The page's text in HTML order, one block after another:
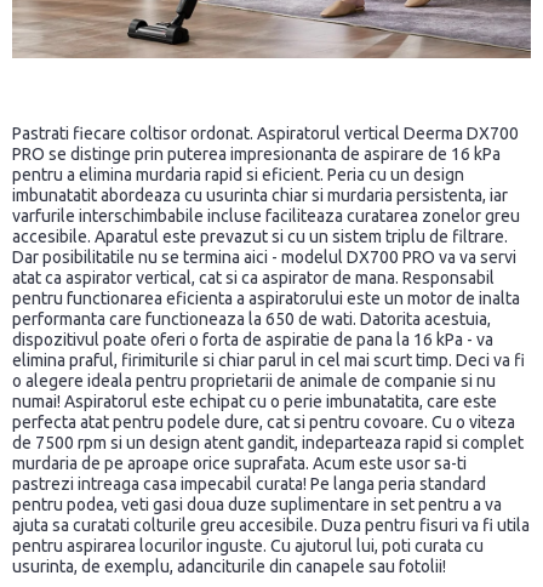
Pastrati fiecare coltisor ordonat. Aspiratorul vertical Deerma DX700
PRO se distinge prin puterea impresionanta de aspirare de 16 kPa
pentru a elimina murdaria rapid si eficient. Peria cu un design
imbunatatit abordeaza cu usurinta chiar si murdaria persistenta, iar
varfurile interschimbabile incluse faciliteaza curatarea zonelor greu
accesibile. Aparatul este prevazut si cu un sistem triplu de filtrare.
Dar posibilitatile nu se termina aici - modelul DX700 PRO va va servi
atat ca aspirator vertical, cat si ca aspirator de mana. Responsabil
pentru functionarea eficienta a aspiratorului este un motor de inalta
performanta care functioneaza la 650 de wati. Datorita acestuia,
dispozitivul poate oferi o forta de aspiratie de pana la 16 kPa - va
elimina praful, firimiturile si chiar parul in cel mai scurt timp. Deci va fi
o alegere ideala pentru proprietarii de animale de companie si nu
numai! Aspiratorul este echipat cu o perie imbunatatita, care este
perfecta atat pentru podele dure, cat si pentru covoare. Cu o viteza
de 7500 rpm si un design atent gandit, indeparteaza rapid si complet
murdaria de pe aproape orice suprafata. Acum este usor sa-ti
pastrezi intreaga casa impecabil curata! Pe langa peria standard
pentru podea, veti gasi doua duze suplimentare in set pentru a va
ajuta sa curatati colturile greu accesibile. Duza pentru fisuri va fi utila
pentru aspirarea locurilor inguste. Cu ajutorul lui, poti curata cu
usurinta, de exemplu, adanciturile din canapele sau fotolii!